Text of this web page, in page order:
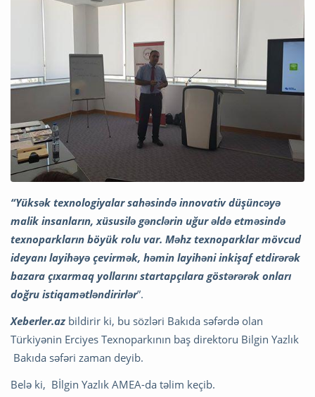
“Yüksək texnologiyalar sahəsində innovativ düşüncəyə
malik insanların, xüsusilə gənclərin uğur əldə etməsində
texnoparkların böyük rolu var. Məhz texnoparklar mövcud
ideyanı layihəyə çevirmək, həmin layihəni inkişaf etdirərək
bazara çıxarmaq yollarını startapçılara göstərərək onları
doğru istiqamətləndirirlər”.
Xeberler.az bildirir ki, bu sözləri Bakıda səfərdə olan
Türkiyənin Erciyes Texnoparkının baş direktoru Bilgin Yazlık
Bakıda səfəri zaman deyib.
Belə ki, Bİlgin Yazlık AMEA-da təlim keçib.